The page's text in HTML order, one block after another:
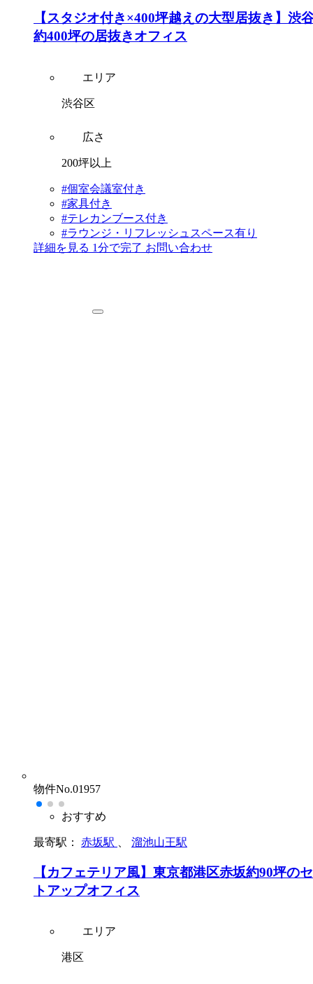
【スタジオ付き×400坪越えの大型居抜き】渋
約400坪の居抜きオフィス
エリア
渋谷区
広さ
200坪以上
#個室会議室付き
#家具付き
#テレカンブース付き
#ラウンジ・リフレッシュスペース有り
詳細を見る 1分で完了 お問い合わせ
物件No.01957
おすすめ
最寄駅： 赤坂駅 溜池山王駅
【カフェテリア風】東京都港区赤坂約90坪の
トアップオフィス
エリア
港区